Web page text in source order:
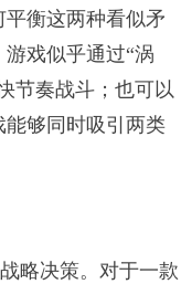
平衡这两种看似矛
戏似乎通过“涡
节奏战斗；也可以
能够同时吸引两类
略决策。对于一款